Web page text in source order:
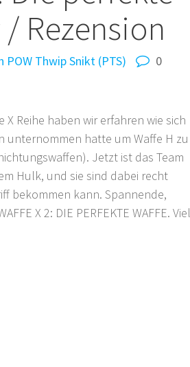
Rezension
POW Thwip Snikt (PTS) 0
Reihe haben wir erfahren wie sich
unternommen hatte um Waffe H zu
Jetzt ist das Team
Hulk, und sie sind dabei recht
bekommen kann. Spannende,
X 2: DIE PERFEKTE WAFFE. Viel